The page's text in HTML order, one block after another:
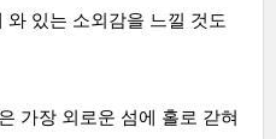
있는 소외감을 느낄 것도
가장 외로운 섬에 홀로 갇혀